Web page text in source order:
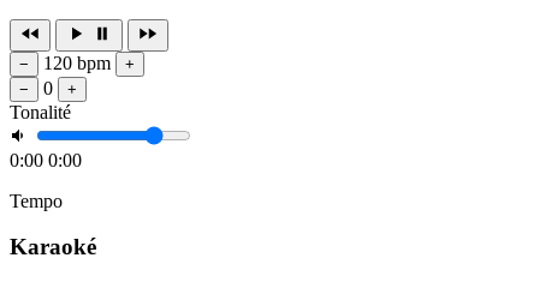
− 120 bpm
+
−
0 +
Tonalité
0:00 0:00
Tempo
Karaoké